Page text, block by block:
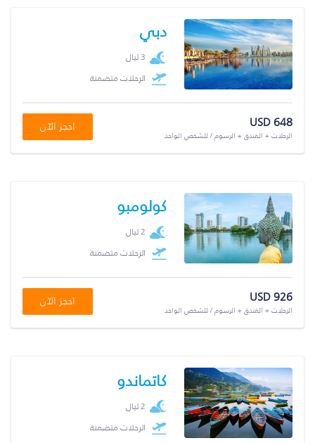
دبي
3 ليال
الرحلات متضمنة
USD 648
الرحلات + الفندق + الرسوم / للشخص الواحد
احجز الآن
كولومبو
2 ليال
الرحلات متضمنة
USD 926
الرحلات + الفندق + الرسوم / للشخص الواحد
احجز الآن
كاتماندو
2 ليال
الرحلات متضمنة